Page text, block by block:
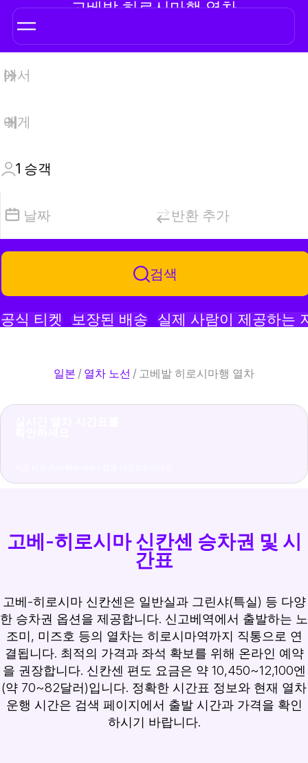
고베발 히로시마행 열차
1 승객
날짜 반환 추가
검색
공식 티켓 보장된 배송 실제 사람이 제공하는
일본 / 열차 노선 / 고베발 히로시마행 열차
고베-히로시마 신칸센 승차권 및 시
간표
고베-히로시마 신칸센은 일반실과 그린샤(특실) 등 다양
한 승차권 옵션을 제공합니다. 신고베역에서 출발하는 노
조미, 미즈호 등의 열차는 히로시마역까지 직통으로 연
결됩니다. 최적의 가격과 좌석 확보를 위해 온라인 예약
을 권장합니다. 신칸센 편도 요금은 약 10,450~12,100엔
(약 70~82달러)입니다. 정확한 시간표 정보와 현재 열차
운행 시간은 검색 페이지에서 출발 시간과 가격을 확인
하시기 바랍니다.